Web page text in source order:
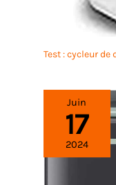
Test : cycleur
Juin
17
2024